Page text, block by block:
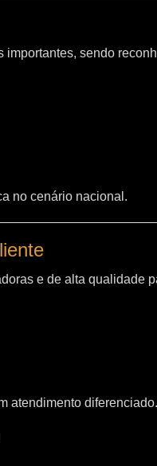
sendo
no cenário nacional.
e de alta qualidade
atendimento diferenciado.